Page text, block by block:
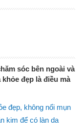
sóc bên ngoài và
đẹp là điều mà
đẹp, không nổi mụn
kim để có làn da